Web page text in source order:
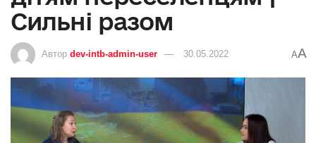
Сильні разом
Автор dev-intb-admin-user 30.05.2022 AA